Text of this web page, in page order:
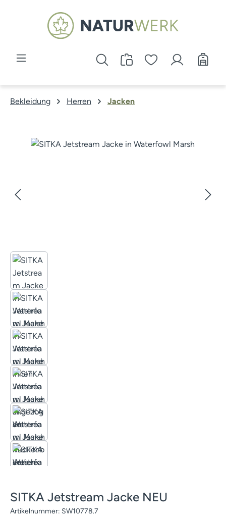
Zum Hauptinhalt springen
Bekleidung Herren Jacken
Bildergalerie überspringen
SITKA Jetstream Jacke NEU
Artikelnummer: SW10778.7